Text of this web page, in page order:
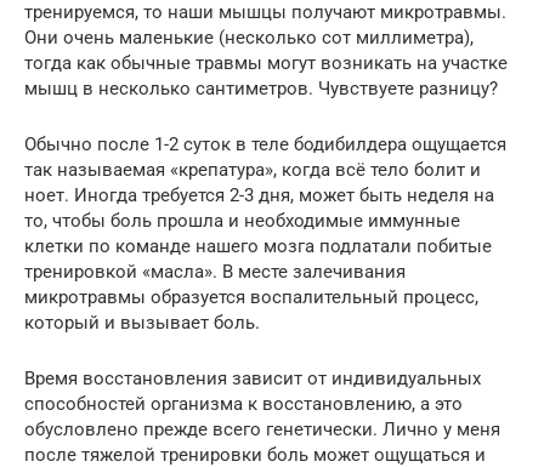
тренируемся, то наши мышцы получают микротравмы.
Они очень маленькие (несколько сот миллиметра),
тогда как обычные травмы могут возникать на участке
мышц в несколько сантиметров. Чувствуете разницу?
Обычно после 1-2 суток в теле бодибилдера ощущается
так называемая «крепатура», когда всё тело болит и
ноет. Иногда требуется 2-3 дня, может быть неделя на
то, чтобы боль прошла и необходимые иммунные
клетки по команде нашего мозга подлатали побитые
тренировкой «масла». В месте залечивания
микротравмы образуется воспалительный процесс,
который и вызывает боль.
Время восстановления зависит от индивидуальных
способностей организма к восстановлению, а это
обусловлено прежде всего генетически. Лично у меня
после тяжелой тренировки боль может ощущаться и